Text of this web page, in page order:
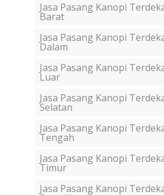
Jasa Pasang Kanopi
Barat
Jasa Pasang Kanopi
Dalam
Jasa Pasang Kanopi
Luar
Jasa Pasang Kanopi
Selatan
Jasa Pasang Kanopi
Tengah
Jasa Pasang Kanopi
Timur
Jasa Pasang Kanopi